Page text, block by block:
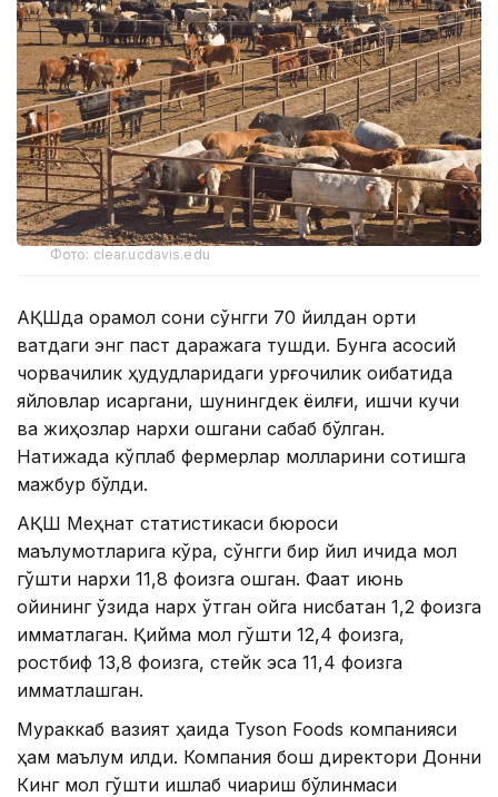
Фото: clear.ucdavis.edu
АҚШда қорамол сони сўнгги 70 йилдан ортиқ
вақтдаги энг паст даражага тушди. Бунга асосий
чорвачилик ҳудудларидаги қурғоқчилик оқибатида
яйловлар қисқаргани, шунингдек ёқилғи, ишчи кучи
ва жиҳозлар нархи ошгани сабаб бўлган.
Натижада кўплаб фермерлар молларини сотишга
мажбур бўлди.
АҚШ Меҳнат статистикаси бюроси
маълумотларига кўра, сўнгги бир йил ичида мол
гўшти нархи 11,8 фоизга ошган. Фақат июнь
ойининг ўзида нарх ўтган ойга нисбатан 1,2 фоизга
қимматлаган. Қийма мол гўшти 12,4 фоизга,
ростбиф 13,8 фоизга, стейк эса 11,4 фоизга
қимматлашган.
Мураккаб вазият ҳақида Tyson Foods компанияси
ҳам маълум қилди. Компания бош директори Донни
Кинг мол гўшти ишлаб чиқариш бўлинмаси